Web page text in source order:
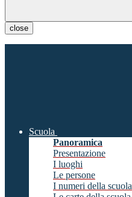
close
Scuola
Panoramica
Presentazione
I luoghi
Le persone
I numeri della scuola